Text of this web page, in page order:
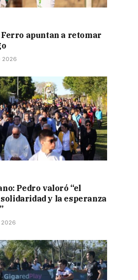
Ferro apuntan a retomar
2026
Pedro valoró “el
y la esperanza
2026